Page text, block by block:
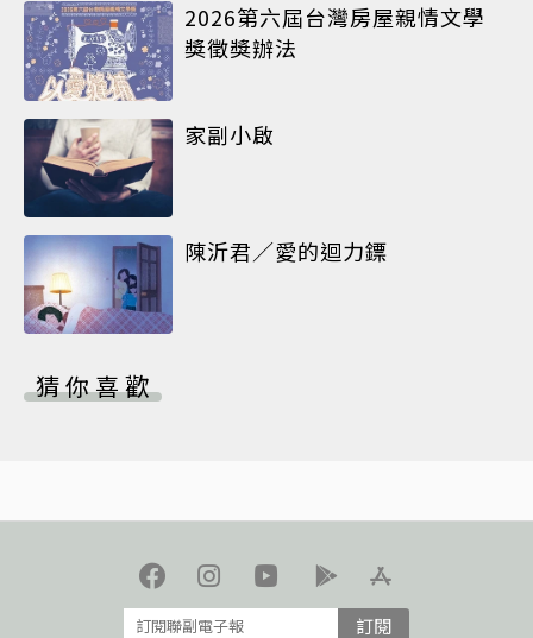
2026第六屆台灣房屋親情文學
獎徵獎辦法
家副小啟
陳沂君／愛的迴力鏢
猜你喜歡
訂閱